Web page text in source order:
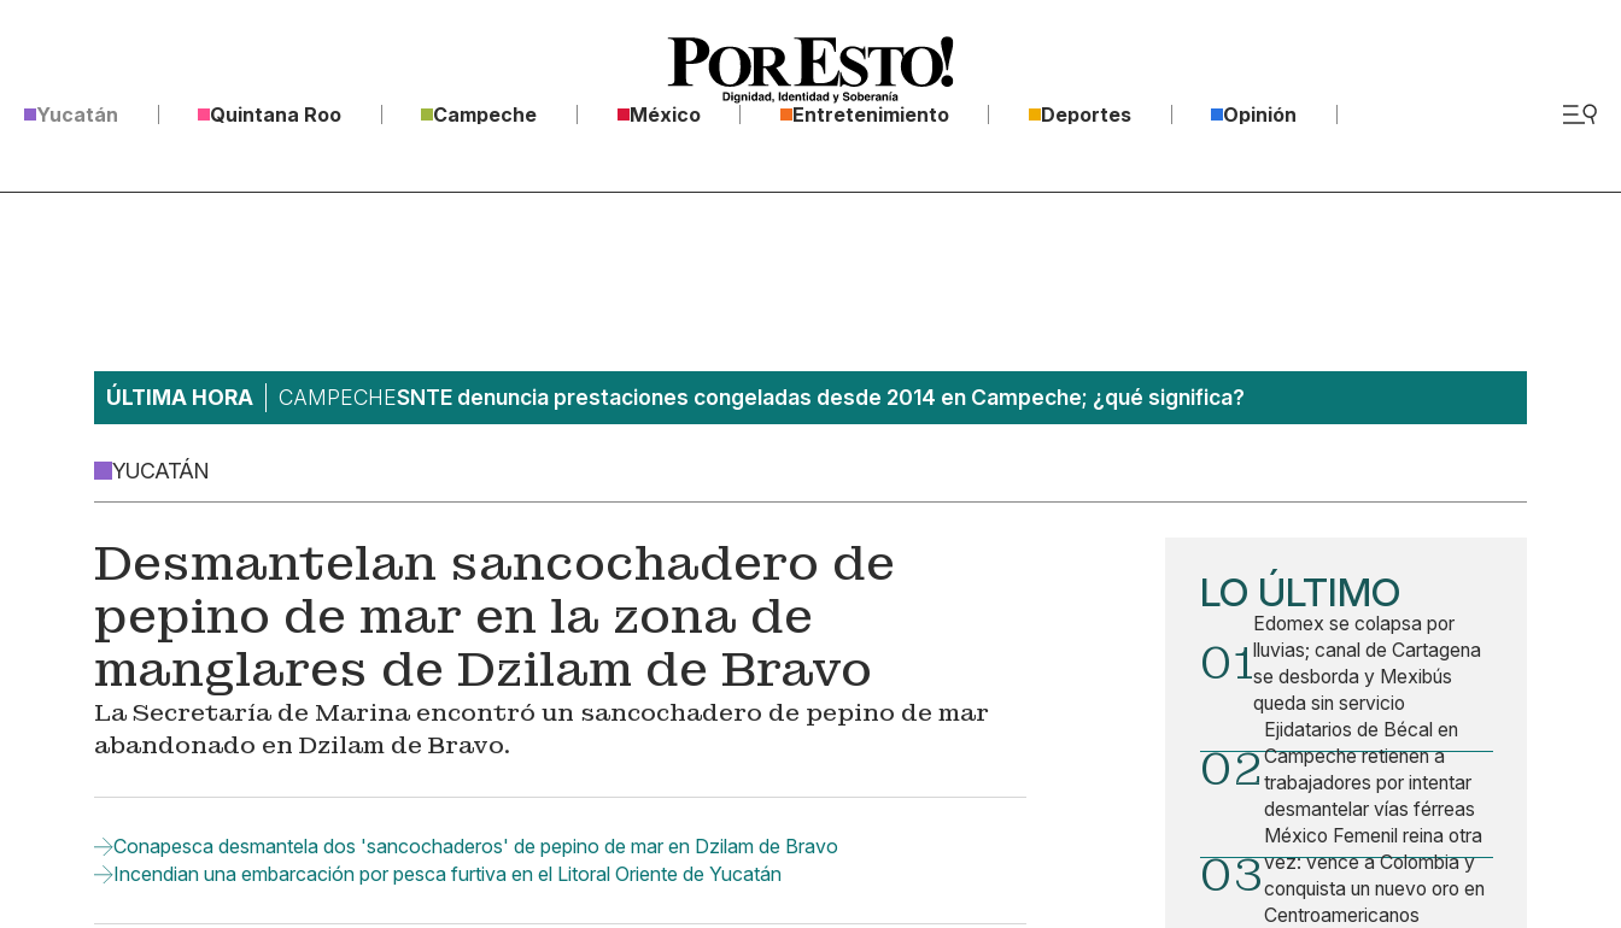
Yucatán Quintana Roo Campeche México Entretenimiento Deportes Opinión
ÚLTIMA HORA CAMPECHESNTE denuncia prestaciones congeladas desde 2014 en Campeche; ¿qué significa?
YUCATÁN
Desmantelan sancochadero de
pepino de mar en la zona de
manglares de Dzilam de Bravo
La Secretaría de Marina encontró un sancochadero de pepino de mar
abandonado en Dzilam de Bravo.
Conapesca desmantela dos 'sancochaderos' de pepino de mar en Dzilam de Bravo
Incendian una embarcación por pesca furtiva en el Litoral Oriente de Yucatán
LO ÚLTIMO
01
Edomex se colapsa por
lluvias; canal de Cartagena
se desborda y Mexibús
queda sin servicio
02
Ejidatarios de Bécal en
Campeche retienen a
trabajadores por intentar
desmantelar vías férreas
03
México Femenil reina otra
vez: vence a Colombia y
conquista un nuevo oro en
Centroamericanos